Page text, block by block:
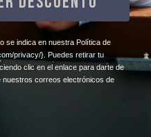
se indica en nuestra Política de
privacy/} . Puedes retirar tu
clic en el enlace para darte de
nuestros correos electrónicos de